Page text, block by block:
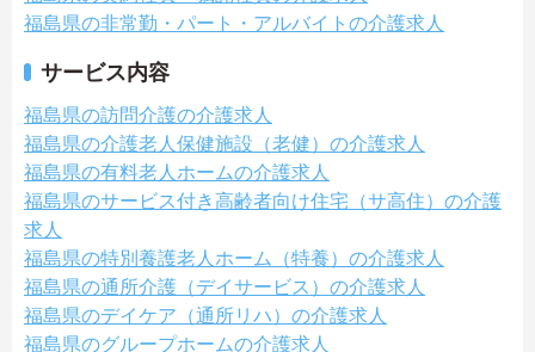
福島県の非常勤・パート・アルバイトの介護求人
サービス内容
福島県の訪問介護の介護求人
福島県の介護老人保健施設（老健）の介護求人
福島県の有料老人ホームの介護求人
福島県のサービス付き高齢者向け住宅（サ高住）の介護
求人
福島県の特別養護老人ホーム（特養）の介護求人
福島県の通所介護（デイサービス）の介護求人
福島県のデイケア（通所リハ）の介護求人
福島県のグループホームの介護求人